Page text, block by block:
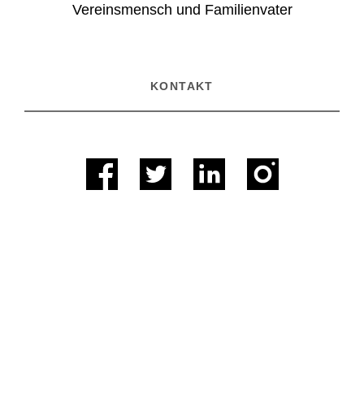
Vereinsmensch und Familienvater
KONTAKT